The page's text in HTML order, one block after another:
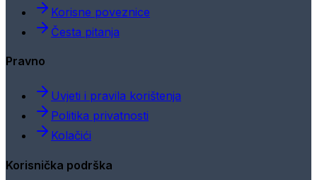
Korisne poveznice
Česta pitanja
Pravno
Uvjeti i pravila korištenja
Politika privatnosti
Kolačići
Korisnička podrška